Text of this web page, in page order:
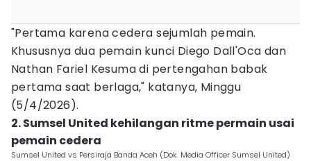
"Pertama karena cedera sejumlah pemain.
Khususnya dua pemain kunci Diego Dall'Oca dan
Nathan Fariel Kesuma di pertengahan babak
pertama saat berlaga," katanya, Minggu
(5/4/2026).
2. Sumsel United kehilangan ritme permain usai
pemain cedera
Sumsel United vs Persiraja Banda Aceh (Dok. Media Officer Sumsel United)